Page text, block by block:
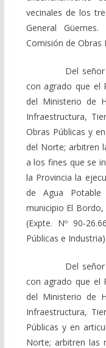
vecinales de los
General
Comisión de Obras
Del señor
con agrado que el
del Ministerio de
Infraestructura,
Obras Públicas y
del Norte; arbitren
a los fines que se
la Provincia la
de Agua
municipio El
(Expte. Nº 90-
Públicas e Industria).
Del señor
con agrado que el
del Ministerio de
Infraestructura,
Públicas y en
Norte; arbitren las